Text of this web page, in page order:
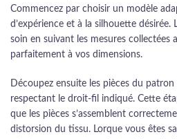
Commencez par choisir un modèle
d’expérience et à la silhouette
soin en suivant les mesures collectées
parfaitement à vos dimensions.
Découpez ensuite les pièces du
respectant le droit-fil indiqué. Cette
que les pièces s’assemblent
distorsion du tissu. Lorque vous êtes